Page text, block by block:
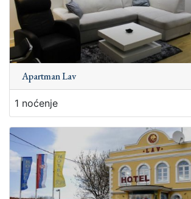
Apartman Lav
1 noćenje